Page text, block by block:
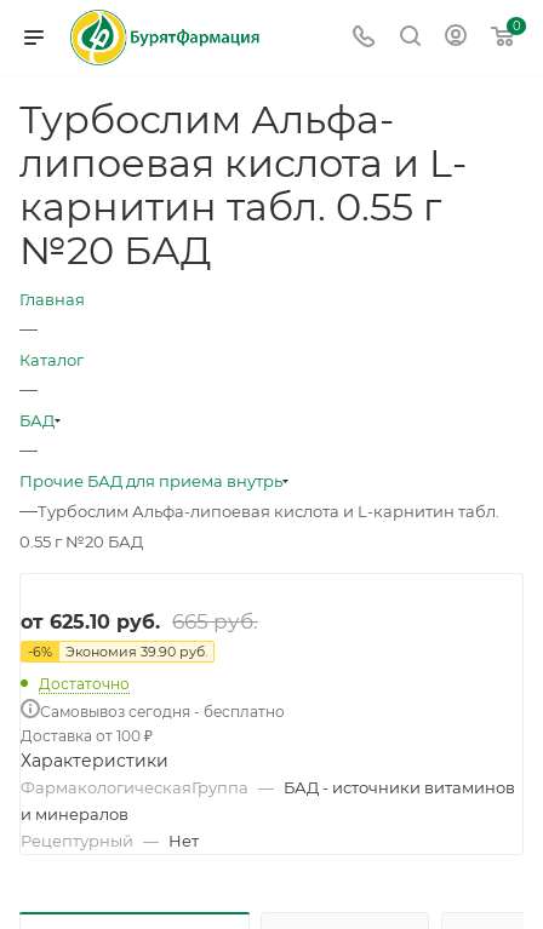
0
Турбослим Альфа-
липоевая кислота и L-
карнитин табл. 0.55 г
№20 БАД
Главная
—
Каталог
—
БАД
—
Прочие БАД для приема внутрь
—Турбослим Альфа-липоевая кислота и L-карнитин табл.
0.55 г №20 БАД
от 625.10 руб. 665 руб.
-6% Экономия 39.90 руб.
Достаточно
Самовывоз сегодня - бесплатно
Доставка от 100 ₽
Характеристики
ФармакологическаяГруппа — БАД - источники витаминов
и минералов
Рецептурный — Нет